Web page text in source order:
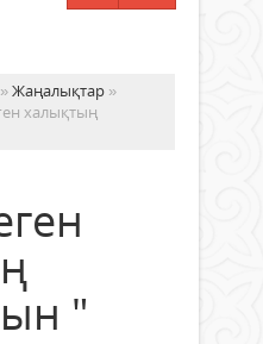
»Жаңалықтар »
халықтың
"